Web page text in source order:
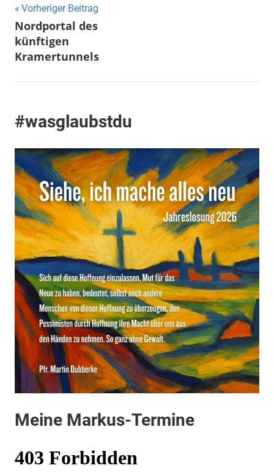
Beitragsnavigation
Vorheriger Beitrag
Nordportal des
künftigen
Kramertunnels
#wasglaubstdu
Meine Markus-Termine